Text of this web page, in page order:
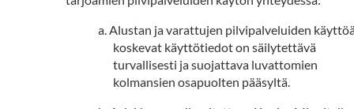
Alustan ja varattujen pilvipalveluiden
koskevat käyttötiedot on säilytettävä
turvallisesti ja suojattava luvattomien
kolmansien osapuolten pääsyltä.